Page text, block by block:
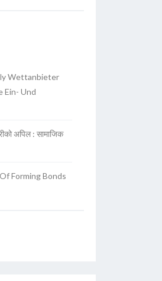
Wettanbieter
Ein- Und
अपिल : सामाजिक
Forming Bonds